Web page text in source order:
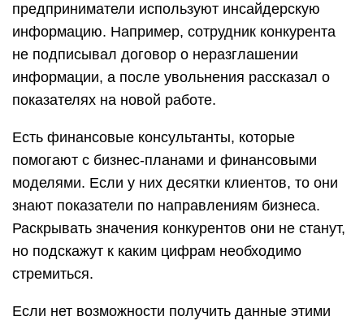
предприниматели используют инсайдерскую
информацию. Например, сотрудник конкурента
не подписывал договор о неразглашении
информации, а после увольнения рассказал о
показателях на новой работе.
Есть финансовые консультанты, которые
помогают с бизнес-планами и финансовыми
моделями. Если у них десятки клиентов, то они
знают показатели по направлениям бизнеса.
Раскрывать значения конкурентов они не станут,
но подскажут к каким цифрам необходимо
стремиться.
Если нет возможности получить данные этими